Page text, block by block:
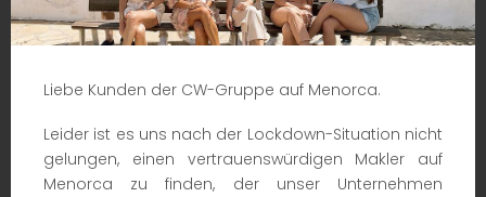
Liebe Kunden der CW-Gruppe auf Menorca.
Leider ist es uns nach der Lockdown-Situation nicht
gelungen, einen vertrauenswürdigen Makler auf
Menorca zu finden, der unser Unternehmen